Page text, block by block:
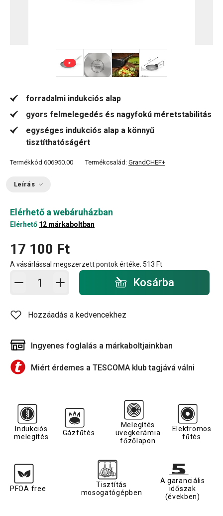
forradalmi indukciós alap
gyors felmelegedés és nagyfokú méretstabilitás
egységes indukciós alap a könnyű
tisztíthatóságért
Termékkód 606950.00 Termékcsalád: GrandCHEF+
Leírás
Elérhető a webáruházban
Elérhető 12 márkaboltban
17 100 Ft
A vásárlással megszerzett pontok értéke: 513 Ft
Kosárba - mennyiség Kosárba
Hozzáadás a kedvencekhez
Ingyenes foglalás a márkaboltjainkban
Miért érdemes a TESCOMA klub tagjává válni
Indukciós
melegítés
Gázfűtés
Melegítés
üvegkerámia
főzőlapon
Elektromos
fűtés
PFOA free
Tisztítás
mosogatógépben
A garanciális
időszak
(években)